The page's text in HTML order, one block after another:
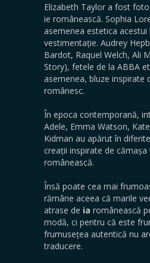
Elizabeth Taylor a fost
ie românească. Sophia
asemenea estetica acestui
vestimentație. Audrey
Bardot, Raquel Welch, Ali
Story), fetele de la ABBA
asemenea, bluze inspirate
românesc.
În epoca contemporană,
Adele, Emma Watson,
Kidman au apărut în
creații inspirate de
românească.
Însă poate cea mai
rămâne aceea că marile
atrase de ia românească
modă, ci pentru că este
frumusețea autentică nu
traducere.